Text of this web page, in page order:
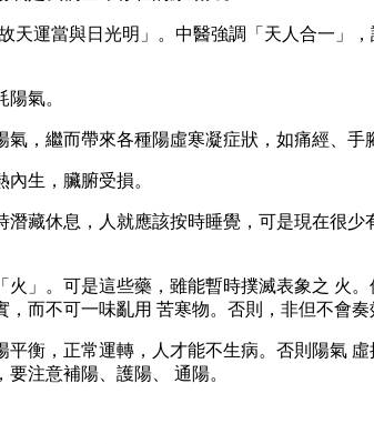
運當與日光明」。中醫強調「天人合一」
氣。
繼而帶來各種陽虛寒凝症狀，如痛經、手
生，臟腑受損。
休息，人就應該按時睡覺，可是現在很少
。可是這些藥，雖能暫時撲滅表象之 火
而不可一味亂用 苦寒物。否則，非但不會奏
，正常運轉，人才能不生病。否則陽氣
注意補陽、護陽、 通陽。